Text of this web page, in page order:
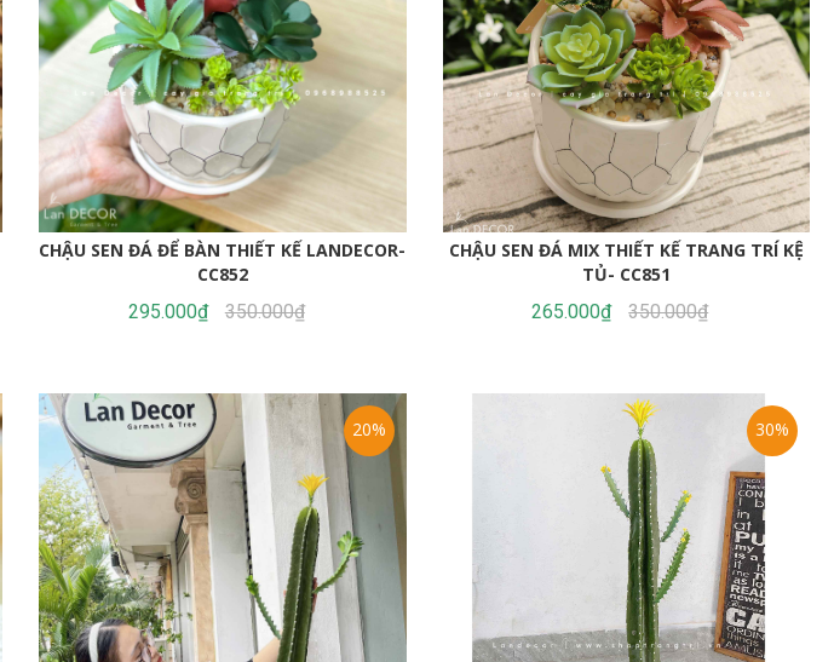
CHẬU SEN ĐÁ ĐỂ BÀN THIẾT KẾ LANDECOR-
CC852
295.000₫ 350.000₫
CHẬU SEN ĐÁ MIX THIẾT KẾ TRANG TRÍ KỆ
TỦ- CC851
265.000₫ 350.000₫
20% 30%